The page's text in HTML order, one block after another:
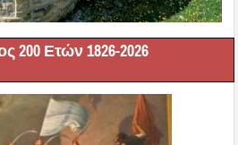
200 Ετών 1826-2026